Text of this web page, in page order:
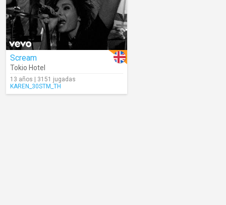
Scream
Tokio Hotel
13 años | 3151 jugadas
KAREN_30STM_TH